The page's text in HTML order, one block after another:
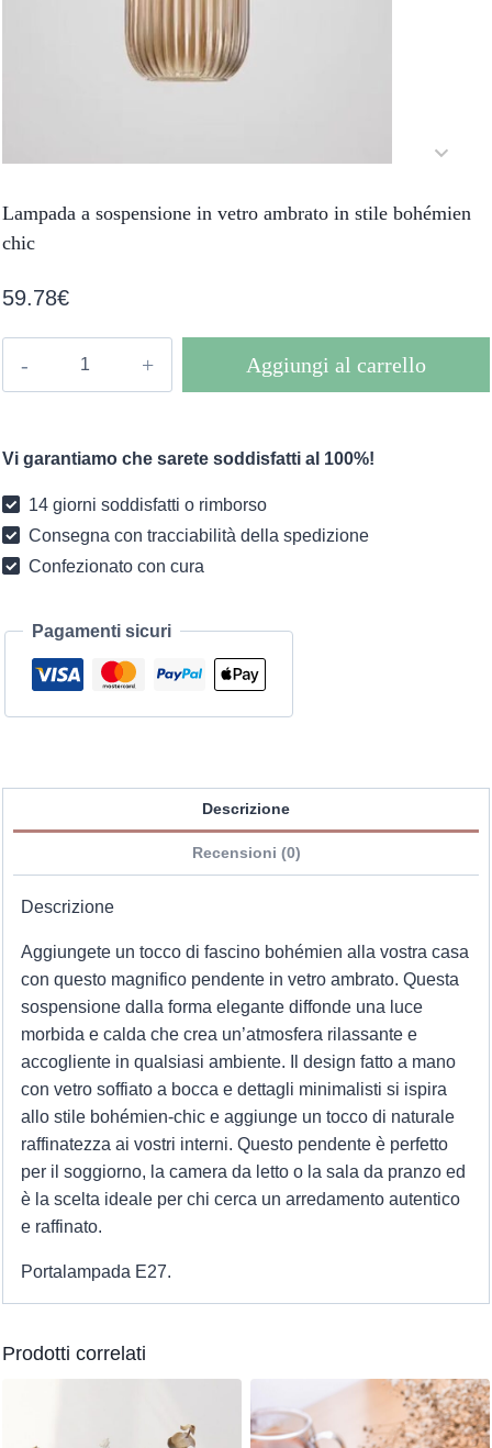
Lampada a sospensione in vetro ambrato in stile bohémien
chic
59.78€
vetro
in
stile
bohémien
quantità
Aggiungi al carrello
Vi garantiamo che sarete soddisfatti al 100%!
14 giorni soddisfatti o rimborso
Consegna con tracciabilità della spedizione
Confezionato con cura
Pagamenti sicuri
Descrizione
Recensioni (0)
Descrizione
Aggiungete un tocco di fascino bohémien alla vostra casa
con questo magnifico pendente in vetro ambrato. Questa
sospensione dalla forma elegante diffonde una luce
morbida e calda che crea un’atmosfera rilassante e
accogliente in qualsiasi ambiente. Il design fatto a mano
con vetro soffiato a bocca e dettagli minimalisti si ispira
allo stile bohémien-chic e aggiunge un tocco di naturale
raffinatezza ai vostri interni. Questo pendente è perfetto
per il soggiorno, la camera da letto o la sala da pranzo ed
è la scelta ideale per chi cerca un arredamento autentico
e raffinato.
Portalampada E27.
Prodotti correlati